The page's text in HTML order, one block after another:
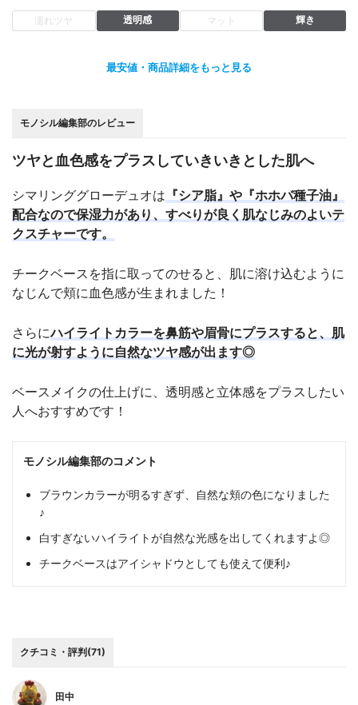
濡れツヤ 透明感 マット 輝き
最安値・商品詳細をもっと見る
モノシル編集部のレビュー
ツヤと血色感をプラスしていきいきとした肌へ
シマリンググローデュオは 『シア脂』や『ホホバ種子油』
配合なので保湿力があり、すべりが良く肌なじみのよいテ
クスチャーです。
チークベースを指に取ってのせると、肌に溶け込むように
なじんで頬に血色感が生まれました！
さらにハイライトカラーを鼻筋や眉骨にプラスすると、肌
に光が射すように自然なツヤ感が出ます◎
ベースメイクの仕上げに、透明感と立体感をプラスしたい
人へおすすめです！
モノシル編集部のコメント
ブラウンカラーが明るすぎず、自然な頬の色になりました
♪
白すぎないハイライトが自然な光感を出してくれますよ◎
チークベースはアイシャドウとしても使えて便利♪
クチコミ・評判(71)
田中